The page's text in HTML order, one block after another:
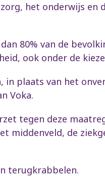
het onderwijs en
80% van de
ook onder de
in plaats van het
Voka.
tegen deze
middenveld, de
terugkrabbelen.